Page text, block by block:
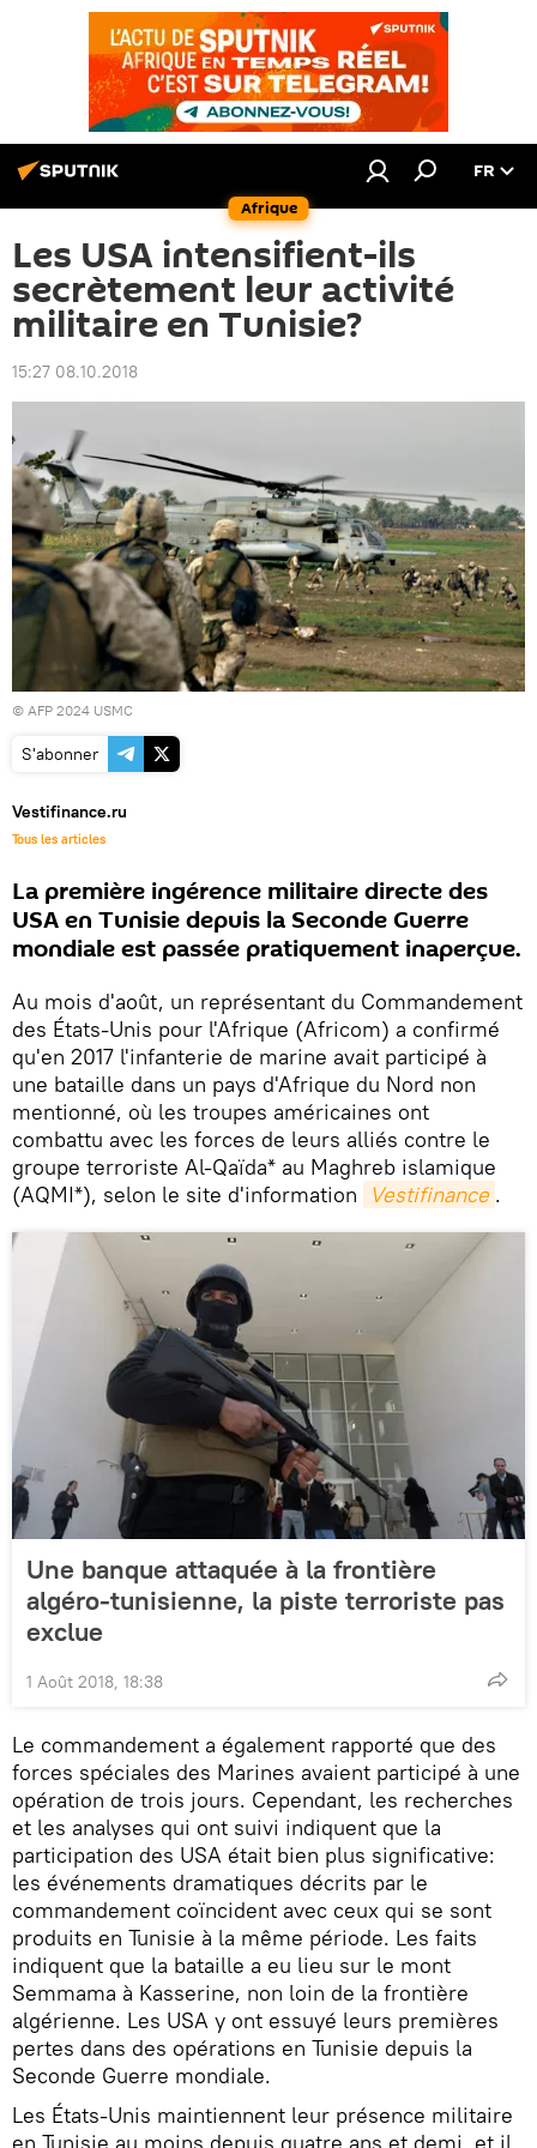
Afrique
FR
Les USA intensifient-ils
secrètement leur activité
militaire en Tunisie?
15:27 08.10.2018
© AFP 2024 USMC
S'abonner
Vestifinance.ru
Tous les articles
La première ingérence militaire directe des
USA en Tunisie depuis la Seconde Guerre
mondiale est passée pratiquement inaperçue.
Au mois d'août, un représentant du Commandement
des États-Unis pour l'Afrique (Africom) a confirmé
qu'en 2017 l'infanterie de marine avait participé à
une bataille dans un pays d'Afrique du Nord non
mentionné, où les troupes américaines ont
combattu avec les forces de leurs alliés contre le
groupe terroriste Al-Qaïda* au Maghreb islamique
(AQMI*), selon le site d'information
Vestifinance .
Une banque attaquée à la frontière
algéro-tunisienne, la piste terroriste pas
exclue
1 Août 2018, 18:38
Le commandement a également rapporté que des
forces spéciales des Marines avaient participé à une
opération de trois jours. Cependant, les recherches
et les analyses qui ont suivi indiquent que la
participation des USA était bien plus significative:
les événements dramatiques décrits par le
commandement coïncident avec ceux qui se sont
produits en Tunisie à la même période. Les faits
indiquent que la bataille a eu lieu sur le mont
Semmama à Kasserine, non loin de la frontière
algérienne. Les USA y ont essuyé leurs premières
pertes dans des opérations en Tunisie depuis la
Seconde Guerre mondiale.
Les États-Unis maintiennent leur présence militaire
en Tunisie au moins depuis quatre ans et demi, et il